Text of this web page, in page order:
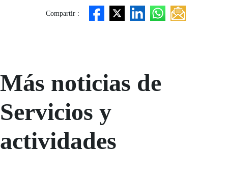
Compartir :
Más noticias de
Servicios y
actividades